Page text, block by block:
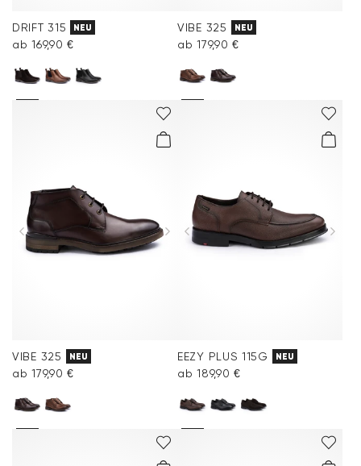
DRIFT 315 NEU
ab 169,90 €
VIBE 325 NEU
ab 179,90 €
VIBE 325 NEU
ab 179,90 €
EEZY PLUS 115G NEU
ab 189,90 €